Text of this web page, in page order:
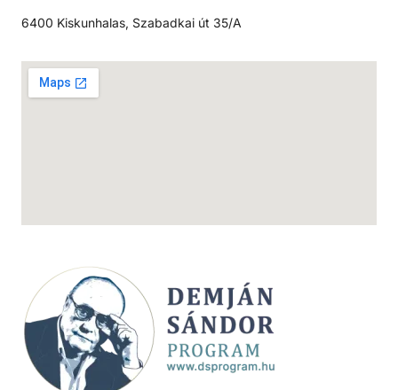
6400 Kiskunhalas, Szabadkai út 35/A